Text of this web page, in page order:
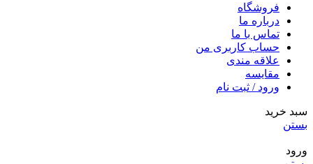
فروشگاه
درباره ما
تماس با ما
حساب کاربری من
علاقه مندی
مقايسه
ورود / ثبت نام
سبد خرید
بستن
ورود